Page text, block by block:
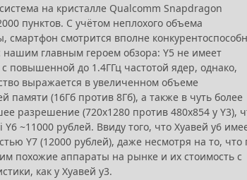
на кристалле Qualcomm Snapdragon
пунктов. С учётом неплохого объема
смотрится вполне
нашим главным героем обзора: Y5 не имеет
повышенной до 1.4ГГц частотой ядер, однако,
выражается в увеличенном объеме
памяти (16Гб против 8Гб), а также в чуть более
разрешение (720х1280 против 480х854 у Y3),
~11000 рублей. Ввиду того, что Хуавей у6
Y7 (12000 рублей), даже несмотря на то, что
похожие аппараты на рынке и их стоимость с
как у Хуавей у3.